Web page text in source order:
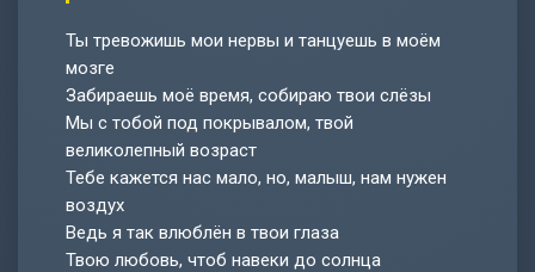
Ты тревожишь мои нервы и танцуешь в моём
мозге
Забираешь моё время, собираю твои слёзы
Мы с тобой под покрывалом, твой
великолепный возраст
Тебе кажется нас мало, но, малыш, нам нужен
воздух
Ведь я так влюблён в твои глаза
Твою любовь, чтоб навеки до солнца